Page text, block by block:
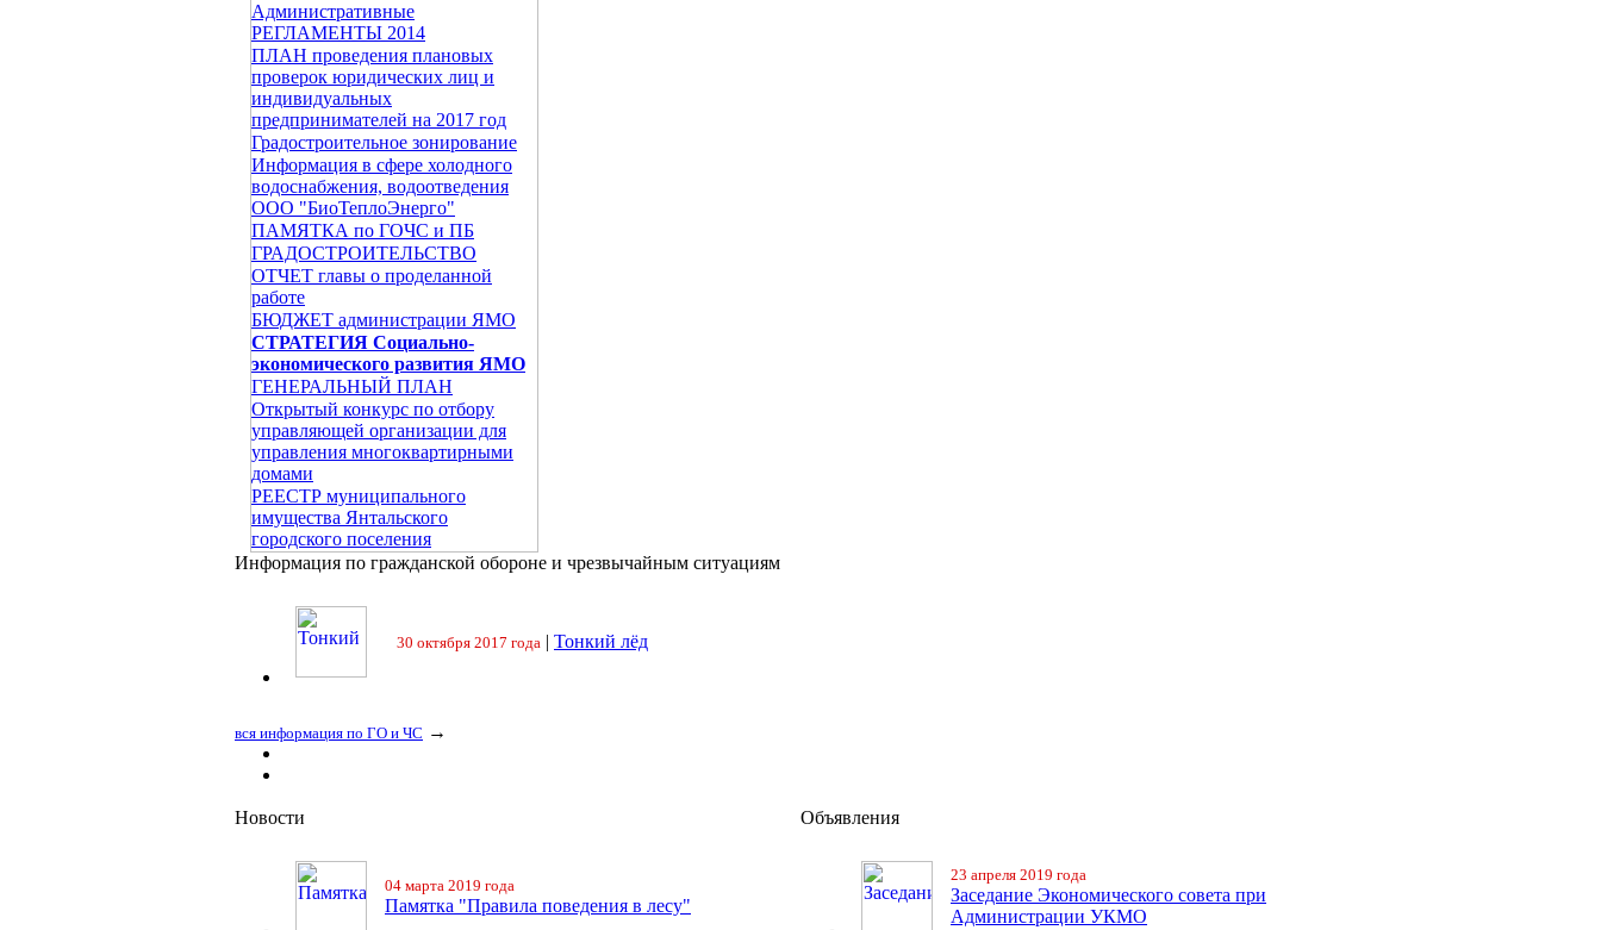
Административные
РЕГЛАМЕНТЫ 2014
ПЛАН проведения плановых
проверок юридических лиц и
индивидуальных
предпринимателей на 2017 год
Градостроительное зонирование
Информация в сфере холодного
водоснабжения, водоотведения
ООО "БиоТеплоЭнерго"
ПАМЯТКА по ГОЧС и ПБ
ГРАДОСТРОИТЕЛЬСТВО
ОТЧЕТ главы о проделанной
работе
БЮДЖЕТ администрации ЯМО
СТРАТЕГИЯ Социально-
экономического развития ЯМО
ГЕНЕРАЛЬНЫЙ ПЛАН
Открытый конкурс по отбору
управляющей организации для
управления многоквартирными
домами
РЕЕСТР муниципального
имущества Янтальского
городского поселения
Информация по гражданской обороне и чрезвычайным ситуациям
30 октября 2017 года | Тонкий лёд
вся информация по ГО и ЧС →
Новости
04 марта 2019 года
Памятка "Правила поведения в лесу"
Объявления
23 апреля 2019 года
Заседание Экономического совета при
Администрации УКМО